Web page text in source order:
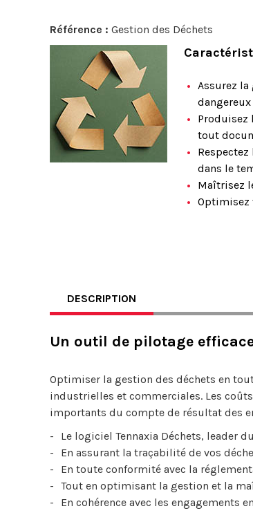
Référence : Gestion des Déchets
Assurez
Produisez
tout
dans le
Maîtrisez
Optimisez
DESCRIPTION
Un outil de pilotage
Optimiser la gestion des déchets en
industrielles et commerciales. Les
importants du compte de résultat des
Le logiciel Tennaxia Déchets, leader
En assurant la traçabilité de vos
En toute conformité avec la
Tout en optimisant la gestion et la
En cohérence avec les engagements